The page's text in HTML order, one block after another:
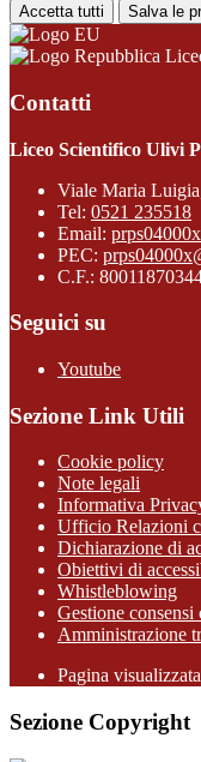
Accetta tutti Salva le
Contatti
Liceo Scientifico Ulivi
Viale Maria
Tel: 0521 235518
Email:
PEC:
C.F.:
Seguici su
Youtube
Sezione Link Utili
Cookie policy
Note legali
Informativa
Ufficio Relazioni
Dichiarazione di
Obiettivi di
Whistleblowing
Gestione consensi
Amministrazione
Pagina visualizzata
Sezione Copyright